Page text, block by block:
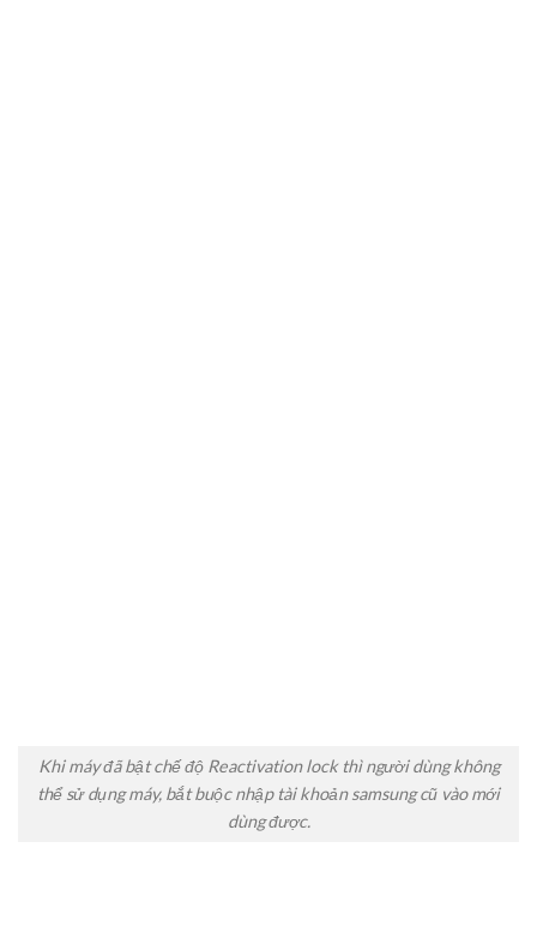
Khi máy đã bật chế độ Reactivation lock thì người dùng không
thể sử dụng máy, bắt buộc nhập tài khoản samsung cũ vào mới
dùng được.